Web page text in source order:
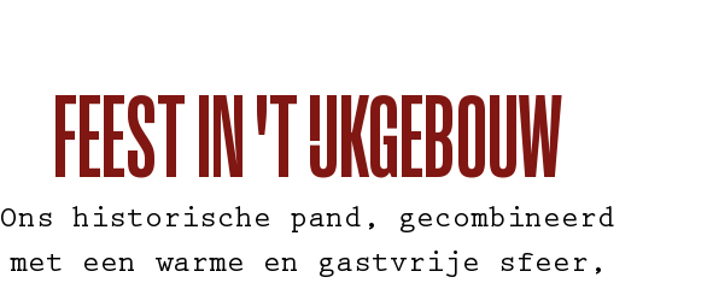
FEEST IN 'T IJKGEBOUW
Ons historische pand, gecombineerd
met een warme en gastvrije sfeer,